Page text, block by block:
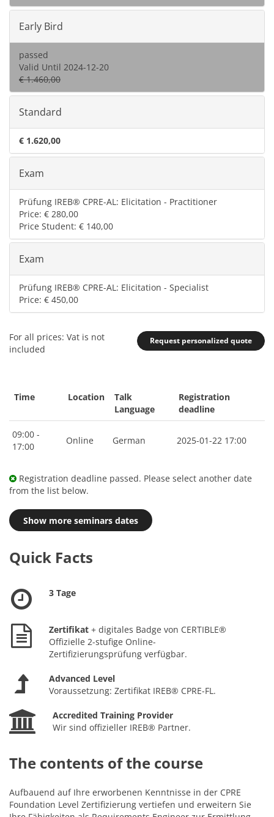
Early Bird
passed
Valid Until 2024-12-20
€ 1.460,00
Standard
€ 1.620,00
Exam
Prüfung IREB® CPRE-AL: Elicitation - Practitioner
Price: € 280,00
Price Student: € 140,00
Exam
Prüfung IREB® CPRE-AL: Elicitation - Specialist
Price: € 450,00
Request personalized quote
For all prices: Vat is not
included
Time Location
Talk
Language
Registration
deadline
09:00 -
17:00
Online German 2025-01-22 17:00
Registration deadline passed. Please select another date
from the list below.
Show more seminars dates
Quick Facts
3 Tage
Zertifikat + digitales Badge von CERTIBLE®
Offizielle 2-stufige Online-
Zertifizierungsprüfung verfügbar.
Advanced Level
Voraussetzung: Zertifikat IREB® CPRE-FL.
Accredited Training Provider
Wir sind offizieller IREB® Partner.
The contents of the course
Aufbauend auf Ihre erworbenen Kenntnisse in der CPRE
Foundation Level Zertifizierung vertiefen und erweitern Sie